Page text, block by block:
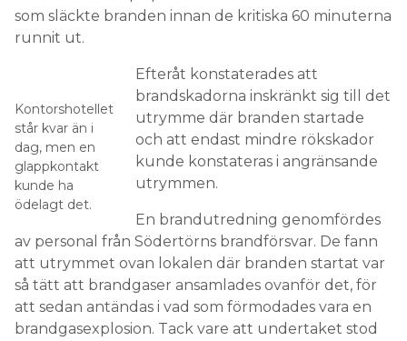
som släckte branden innan de kritiska 60 minuterna
runnit ut.
Kontorshotellet
står kvar än i
dag, men en
glappkontakt
kunde ha
ödelagt det.
Efteråt konstaterades att
brandskadorna inskränkt sig till det
utrymme där branden startade
och att endast mindre rökskador
kunde konstateras i angränsande
utrymmen.
En brandutredning genomfördes
av personal från Södertörns brandförsvar. De fann
att utrymmet ovan lokalen där branden startat var
så tätt att brandgaser ansamlades ovanför det, för
att sedan antändas i vad som förmodades vara en
brandgasexplosion. Tack vare att undertaket stod